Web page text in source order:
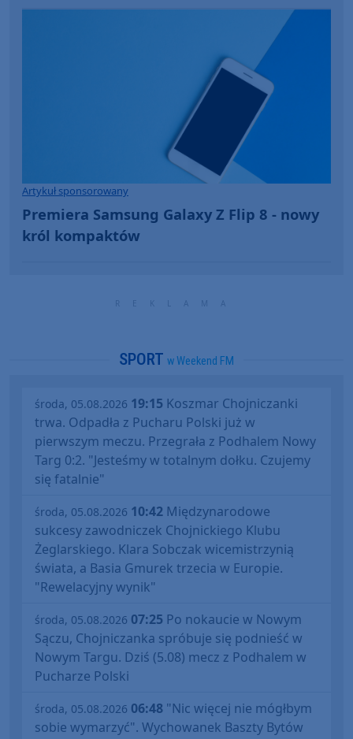
Artykuł sponsorowany
Premiera Samsung Galaxy Z Flip 8 - nowy
król kompaktów
SPORT w Weekend FM
środa, 05.08.2026 19:15 Koszmar Chojniczanki
trwa. Odpadła z Pucharu Polski już w
pierwszym meczu. Przegrała z Podhalem Nowy
Targ 0:2. "Jesteśmy w totalnym dołku. Czujemy
się fatalnie"
środa, 05.08.2026 10:42 Międzynarodowe
sukcesy zawodniczek Chojnickiego Klubu
Żeglarskiego. Klara Sobczak wicemistrzynią
świata, a Basia Gmurek trzecia w Europie.
"Rewelacyjny wynik"
środa, 05.08.2026 07:25 Po nokaucie w Nowym
Sączu, Chojniczanka spróbuje się podnieść w
Nowym Targu. Dziś (5.08) mecz z Podhalem w
Pucharze Polski
środa, 05.08.2026 06:48 "Nic więcej nie mógłbym
sobie wymarzyć". Wychowanek Baszty Bytów